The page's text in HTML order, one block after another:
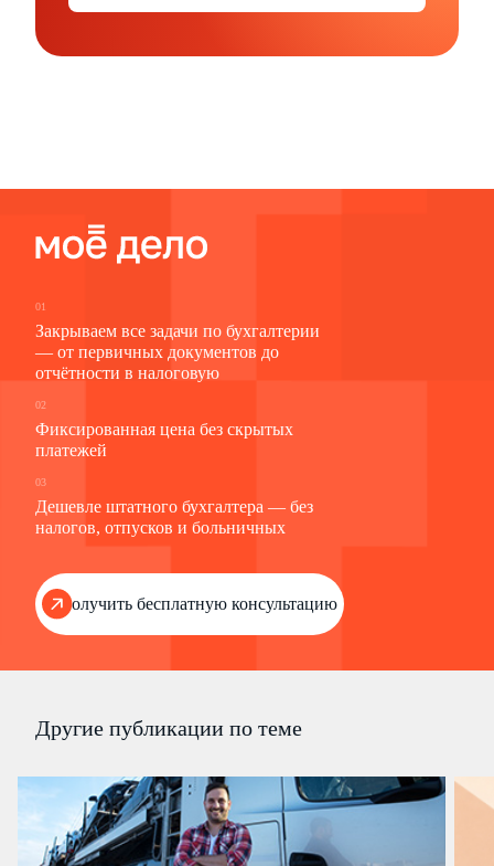
01
Закрываем все задачи по бухгалтерии
— от первичных документов до
отчётности в налоговую
02
Фиксированная цена без скрытых
платежей
03
Дешевле штатного бухгалтера — без
налогов, отпусков и больничных
Получить бесплатную консультацию
Другие публикации по теме